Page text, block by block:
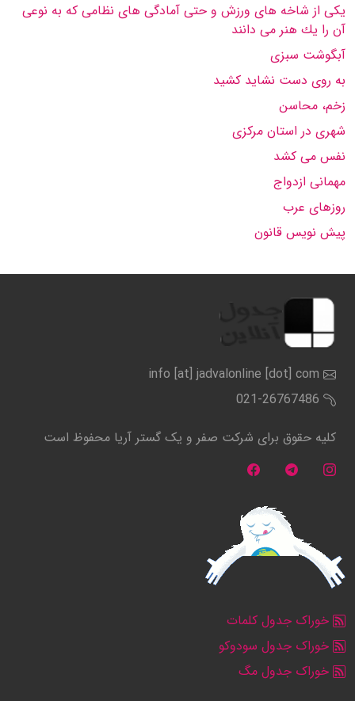
یكی از شاخه های ورزش و حتی آمادگی های نظامی كه به نوعی
آن را یك هنر می دانند
آبگوشت سبزی
به روی دست نشاید كشید
زخم، محاسن
شهری در استان مركزی
نفس می كشد
مهمانی ازدواج
روزهای عرب
پیش نویس قانون
info [at] jadvalonline [dot] com
021-26767486
کلیه حقوق برای شرکت صفر و یک گستر آریا محفوظ است
خوراک جدول کلمات
خوراک جدول سودوکو
خوراک جدول مگ